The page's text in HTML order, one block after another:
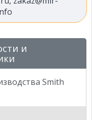
и
Smith